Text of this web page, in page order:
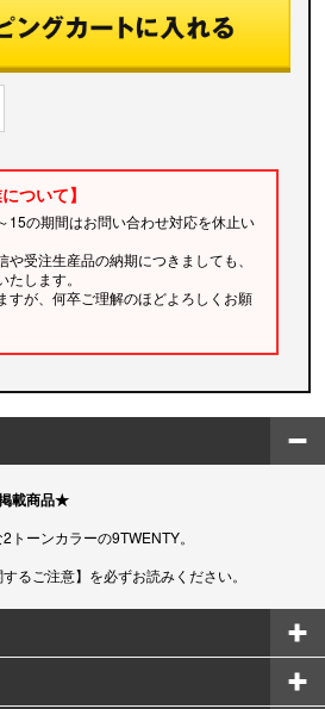
ついて】
15の期間はお問い合わせ対応を休止い
受注生産品の納期につきましても、
します。
すが、何卒ご理解のほどよろしくお願
載商品★
ーンカラーの9TWENTY。
るご注意】を必ずお読みください。